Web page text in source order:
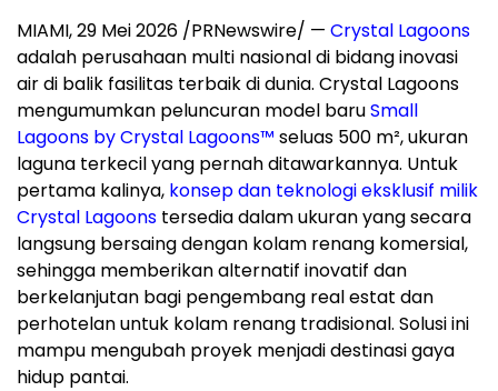
MIAMI,29 Mei 2026 /PRNewswire/ — Crystal Lagoons
adalah perusahaan multi nasional di bidang inovasi
air di balik fasilitas terbaik di dunia. Crystal Lagoons
mengumumkan peluncuran model baruSmall
Lagoons by Crystal Lagoons™ seluas 500 m², ukuran
laguna terkecil yang pernah ditawarkannya. Untuk
pertama kalinya, konsep dan teknologi eksklusif milik
Crystal Lagoons tersedia dalam ukuran yang secara
langsung bersaing dengan kolam renang komersial,
sehingga memberikan alternatif inovatif dan
berkelanjutan bagi pengembang real estat dan
perhotelan untuk kolam renang tradisional. Solusi ini
mampu mengubah proyek menjadi destinasi gaya
hidup pantai.